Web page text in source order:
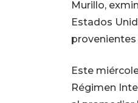
Murillo,
Estados
Este
Régimen